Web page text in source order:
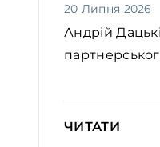
20 Липня 2026
Андрій
ЧИТАТИ